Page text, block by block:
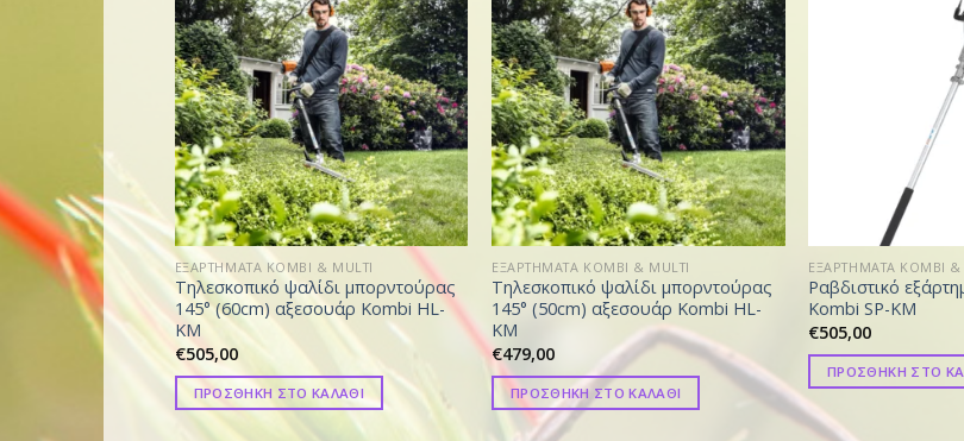
EΞΑΡΤΗΜΑΤΑ KOMBI & MULTI
Tηλεσκοπικό ψαλίδι μπορντούρας
145° (60cm) αξεσουάρ Kombi HL-
KM
€505,00
ΠΡΟΣΘΗΚΗ ΣΤΟ ΚΑΛΑΘΙ
EΞΑΡΤΗΜΑΤΑ KOMBI & MULTI
Tηλεσκοπικό ψαλίδι μπορντούρας
145° (50cm) αξεσουάρ Kombi HL-
KM
€479,00
ΠΡΟΣΘΗΚΗ ΣΤΟ ΚΑΛΑΘΙ
EΞΑΡΤΗΜΑΤΑ KOMBI &
Ραβδιστικό
Kombi SP-KM
€505,00
ΠΡΟΣΘΗΚΗ ΣΤΟ